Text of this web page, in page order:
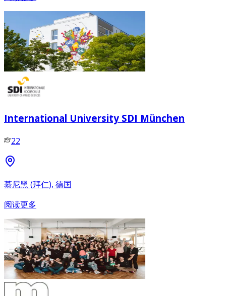
International University SDI München
22
慕尼黑 (拜仁), 德国
阅读更多